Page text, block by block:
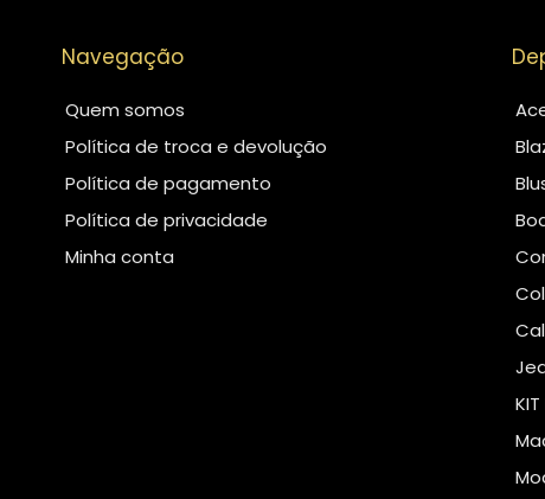
Navegação
Quem somos
Política de troca e devolução
Política de pagamento
Política de privacidade
Minha conta
KIT